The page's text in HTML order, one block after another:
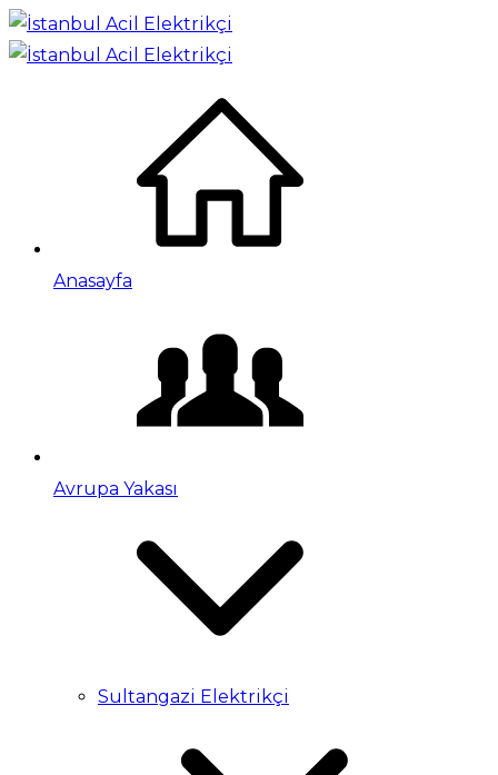
Anasayfa
Avrupa Yakası
Sultangazi Elektrikçi